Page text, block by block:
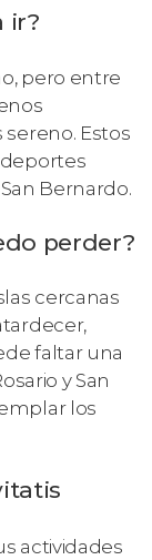
ir?
pero entre
Estos
Bernardo.
perder?
cercanas
faltar una
y San
los
actividades